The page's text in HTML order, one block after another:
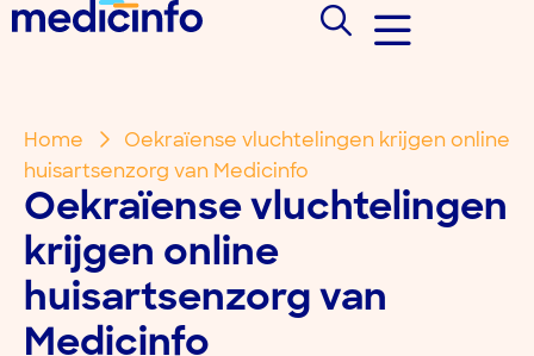
Home
Oekraïense vluchtelingen krijgen online
huisartsenzorg van Medicinfo
Oekraïense vluchtelingen
krijgen online
huisartsenzorg van
Medicinfo